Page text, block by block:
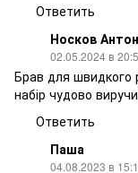
Ответить
Носков
02.05.2024 в
Брав для швидкого
набір чудово
Ответить
Паша
04.08.2023 в